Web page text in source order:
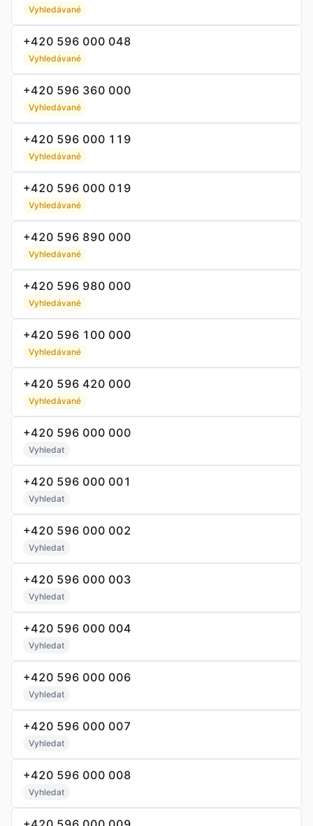
Vyhledávané
+420 596 000 048
Vyhledávané
+420 596 360 000
Vyhledávané
+420 596 000 119
Vyhledávané
+420 596 000 019
Vyhledávané
+420 596 890 000
Vyhledávané
+420 596 980 000
Vyhledávané
+420 596 100 000
Vyhledávané
+420 596 420 000
Vyhledávané
+420 596 000 000
Vyhledat
+420 596 000 001
Vyhledat
+420 596 000 002
Vyhledat
+420 596 000 003
Vyhledat
+420 596 000 004
Vyhledat
+420 596 000 006
Vyhledat
+420 596 000 007
Vyhledat
+420 596 000 008
Vyhledat